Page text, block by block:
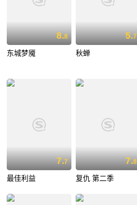
8.8
东城梦魇
5.7
秋蝉
7.7
最佳利益
7.8
复仇 第二季